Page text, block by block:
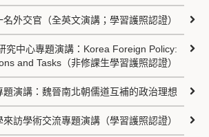
外交官（全英文演講；學習護照認證）
究中心專題演講：Korea Foreign Policy:
and Tasks（非修課生學習護照認證）
題演講：魏晉南北朝儒道互補的政治理想
訪學術交流專題演講（學習護照認證）